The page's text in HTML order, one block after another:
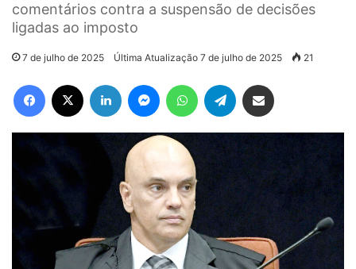
comentários contra a suspensão de decisões
ligadas ao imposto
7 de julho de 2025 Última Atualização 7 de julho de 2025 21
Facebook Linkedin MessengerWhatsAppTelegram